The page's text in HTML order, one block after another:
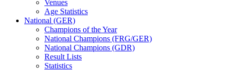
Venues
Age Statistics
National (GER)
Champions of the Year
National Champions (FRG/GER)
National Champions (GDR)
Result Lists
Statistics